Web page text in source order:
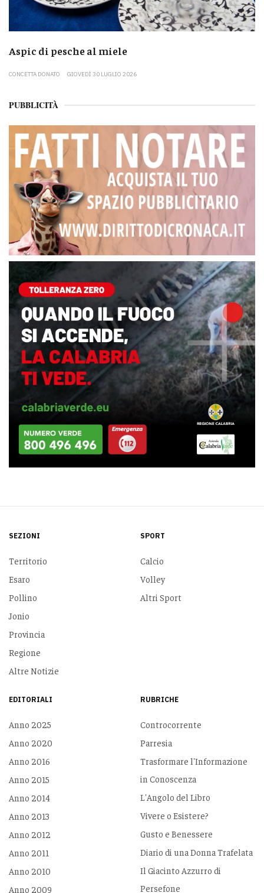
Aspic di pesche al miele
CONCETTA DONATO GIOVEDÌ 30 LUGLIO 2026
PUBBLICITÀ
SEZIONI
Territorio
Esaro
Pollino
Jonio
Provincia
Regione
Altre Notizie
SPORT
Calcio
Volley
Altri Sport
EDITORIALI
Anno 2025
Anno 2020
Anno 2016
Anno 2015
Anno 2014
Anno 2013
Anno 2012
Anno 2011
Anno 2010
Anno 2009
RUBRICHE
Controcorrente
Parresia
Trasformare l'Informazione
in Conoscenza
L'Angolo del Libro
Vivere o Esistere?
Gusto e Benessere
Diario di una Donna Trafelata
Il Giacinto Azzurro di
Persefone